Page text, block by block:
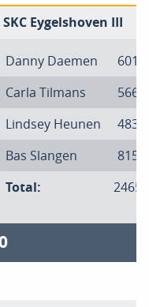
SKC Eygelshoven III
Danny Daemen
601
Carla Tilmans
566
Lindsey Heunen
483
Bas Slangen
815
Total:
2465